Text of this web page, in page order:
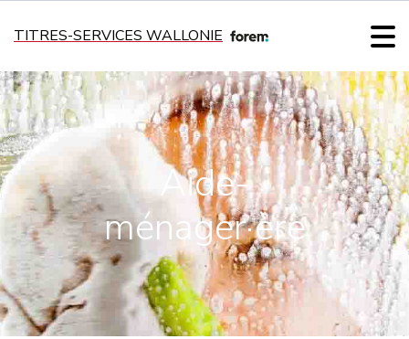
TITRES-SERVICES WALLONIE
Aide-
ménager·ère